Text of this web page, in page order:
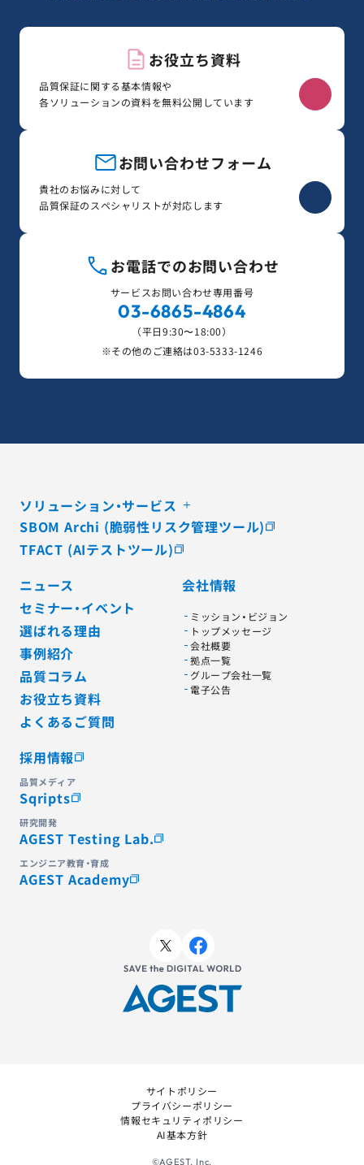
お役立ち資料
品質保証に関する基本情報や
各ソリューションの資料を無料公開しています
お問い合わせフォーム
貴社のお悩みに対して
品質保証のスペシャリストが対応します
お電話でのお問い合わせ
サービスお問い合わせ専用番号
03-6865-4864
（平日9:30〜18:00）
※その他のご連絡は03-5333-1246
ソリューション・サービス
SBOM Archi (脆弱性リスク管理ツール)
TFACT (AIテストツール)
ニュース
セミナー・イベント
選ばれる理由
事例紹介
品質コラム
お役立ち資料
よくあるご質問
会社情報
ミッション・ビジョン
トップメッセージ
会社概要
拠点一覧
グループ会社一覧
電子公告
採用情報
品質メディア
Sqripts
研究開発
AGEST Testing Lab.
エンジニア教育・育成
AGEST Academy
サイトポリシー
プライバシーポリシー
情報セキュリティポリシー
AI基本方針
©AGEST, Inc.